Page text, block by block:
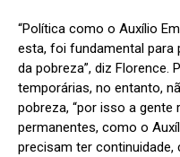
“Política como o Auxílio
esta, foi fundamental para
da pobreza”, diz Florence.
temporárias, no entanto,
pobreza, “por isso a
permanentes, como o
precisam ter